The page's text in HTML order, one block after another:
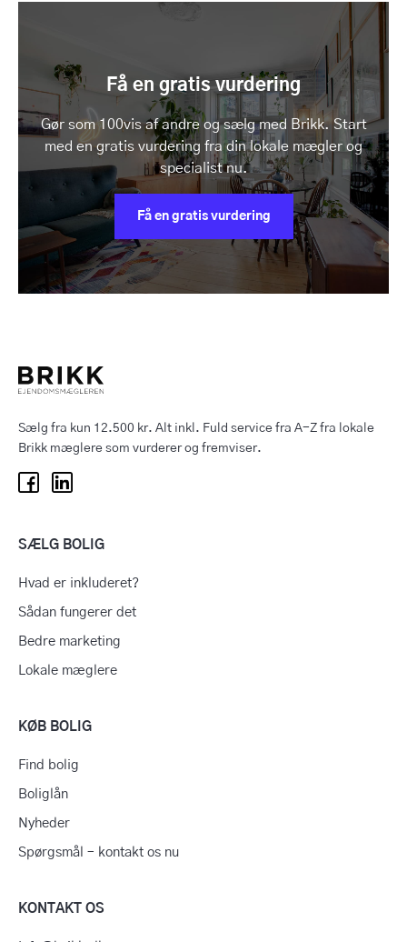
Få en gratis vurdering
Gør som 100vis af andre og sælg med Brikk. Start
med en gratis vurdering fra din lokale mægler og
specialist nu.
Få en gratis vurdering
Sælg fra kun 12.500 kr. Alt inkl. Fuld service fra A-Z fra lokale
Brikk mæglere som vurderer og fremviser.
SÆLG BOLIG
Hvad er inkluderet?
Sådan fungerer det
Bedre marketing
Lokale mæglere
KØB BOLIG
Find bolig
Boliglån
Nyheder
Spørgsmål – kontakt os nu
KONTAKT OS